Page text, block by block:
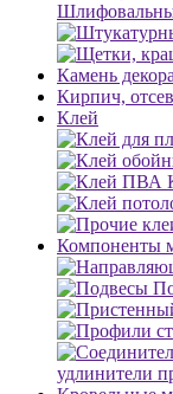
Камень
Кирпич,
Клей
Компоненты
удлинители